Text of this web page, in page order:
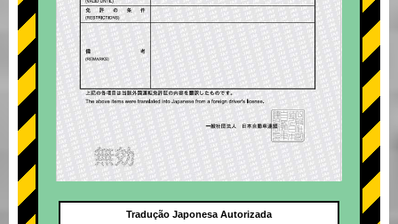
Tradução Japonesa Autorizada